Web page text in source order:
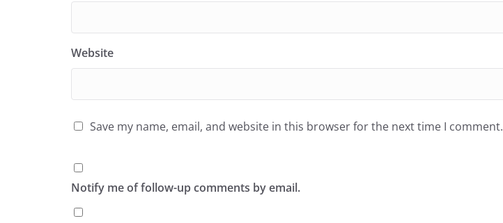
Website
Save my name, email, and website in this browser for the next time I comment.
Notify me of follow-up comments by email.